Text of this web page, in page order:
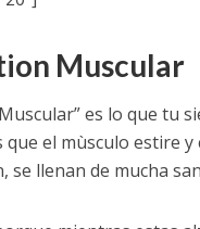
Muscular
es lo que tu
que el mùsculo estire
se llenan de mucha